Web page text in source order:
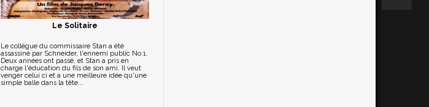
Le Solitaire
Le collègue du commissaire Stan a été
assassiné par Schneider, l'ennemi public No 1.
Deux années ont passé, et Stan a pris en
charge l'éducation du fils de son ami. Il veut
venger celui ci et a une meilleure idée qu'une
simple balle dans la tête...